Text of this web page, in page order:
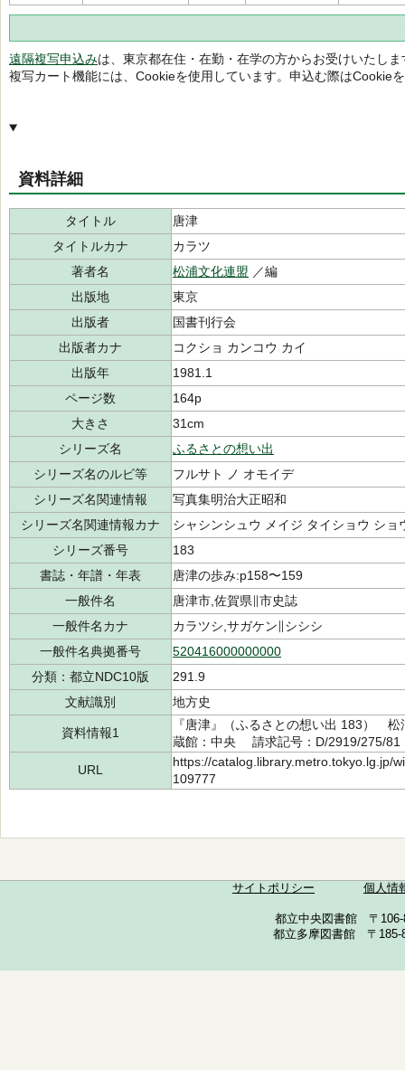
遠隔複写申込みは、東京都在住・在勤・在学の方からお受けいたしま
複写カート機能には、Cookieを使用しています。申込む際はCookie
資料詳細
タイトル
唐津
タイトルカナ
カラツ
著者名
松浦文化連盟 ／編
出版地
東京
出版者
国書刊行会
出版者カナ
コクショ カンコウ カイ
出版年
1981.1
ページ数
164p
大きさ
31cm
シリーズ名
ふるさとの想い出
シリーズ名のルビ等
フルサト ノ オモイデ
シリーズ名関連情報
写真集明治大正昭和
シリーズ名関連情報カナ
シャシンシュウ メイジ タイショウ ショ
シリーズ番号
183
書誌・年譜・年表
唐津の歩み:p158〜159
一般件名
唐津市,佐賀県∥市史誌
一般件名カナ
カラツシ,サガケン∥シシシ
一般件名典拠番号
520416000000000
分類：都立NDC10版
291.9
文献識別
地方史
資料情報1
『唐津』（ふるさとの想い出 183）
蔵館：中央 請求記号：D/2919/275/
URL
https://catalog.library.metro.tokyo.lg.jp/
109777
サイトポリシー 個人情
都立中央図書館 〒
都立多摩図書館 〒185-